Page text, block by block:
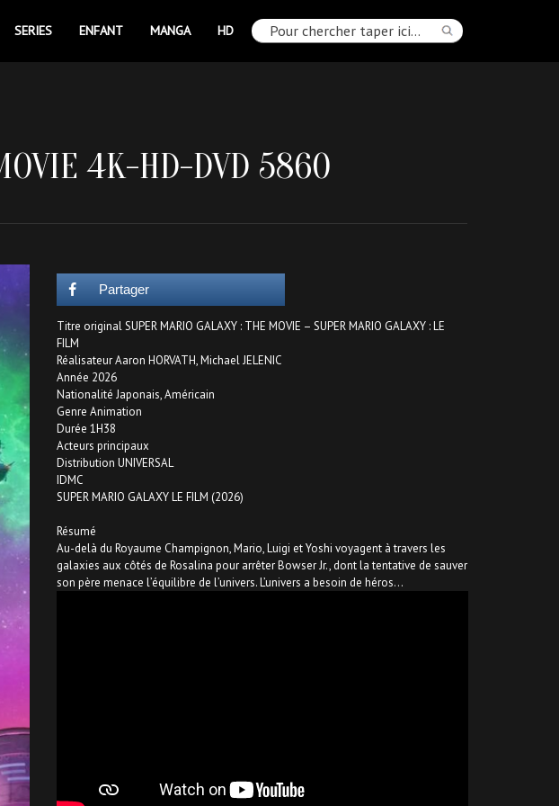
SERIES ENFANT MANGA HD
4K-HD-DVD 5860
Partager
Titre original SUPER MARIO GALAXY : THE MOVIE – SUPER MARIO GALAXY : LE
FILM
Réalisateur Aaron HORVATH, Michael JELENIC
Année 2026
Nationalité Japonais, Américain
Genre Animation
Durée 1H38
Acteurs principaux
Distribution UNIVERSAL
IDMC
SUPER MARIO GALAXY LE FILM (2026)
Résumé
Au-delà du Royaume Champignon, Mario, Luigi et Yoshi voyagent à travers les
galaxies aux côtés de Rosalina pour arrêter Bowser Jr., dont la tentative de sauver
son père menace l’équilibre de l’univers. L’univers a besoin de héros…